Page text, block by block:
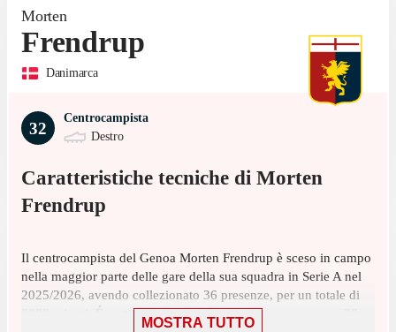
Morten
Frendrup
Danimarca
32
Centrocampista
Destro
Caratteristiche tecniche di Morten
Frendrup
Il centrocampista del Genoa Morten Frendrup è sceso in campo
nella maggior parte delle gare della sua squadra in Serie A nel
2025/2026, avendo collezionato 36 presenze, per un totale di
3089 minuti. É partito titolare in 35 di queste presenze, su 38
MOSTRA TUTTO